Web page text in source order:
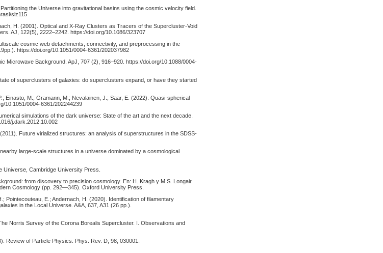
the Universe into gravitational basins using the cosmic velocity field.
slz115
H. (2001). Optical and X-Ray Clusters as Tracers of the Supercluster-Void
AJ, 122(5), 2222–2242. https://doi.org/10.1086/323707
cosmic web detachments, connectivity, and preprocessing in the
https://doi.org/10.1051/0004-6361/202037982
Microwave Background. ApJ, 707 (2), 916–920. https://doi.org/10.1088/0004-
of superclusters of galaxies: do superclusters expand, or have they started
Einasto, M.; Gramann, M.; Nevalainen, J.; Saar, E. (2022). Quasi-spherical
10.1051/0004-6361/202244239
simulations of the dark universe: State of the art and the next decade.
j.dark.2012.10.002
Future virialized structures: an analysis of superstructures in the SDSS-
large-scale structures in a universe dominated by a cosmological
Universe, Cambridge University Press.
from discovery to precision cosmology. En: H. Kragh y M.S. Longair
Cosmology (pp. 292—345). Oxford University Press.
Pointecouteau, E.; Andernach, H. (2020). Identification of filamentary
in the Local Universe. A&A, 637, A31 (26 pp.).
Norris Survey of the Corona Borealis Supercluster. I. Observations and
Review of Particle Physics. Phys. Rev. D, 98, 030001.